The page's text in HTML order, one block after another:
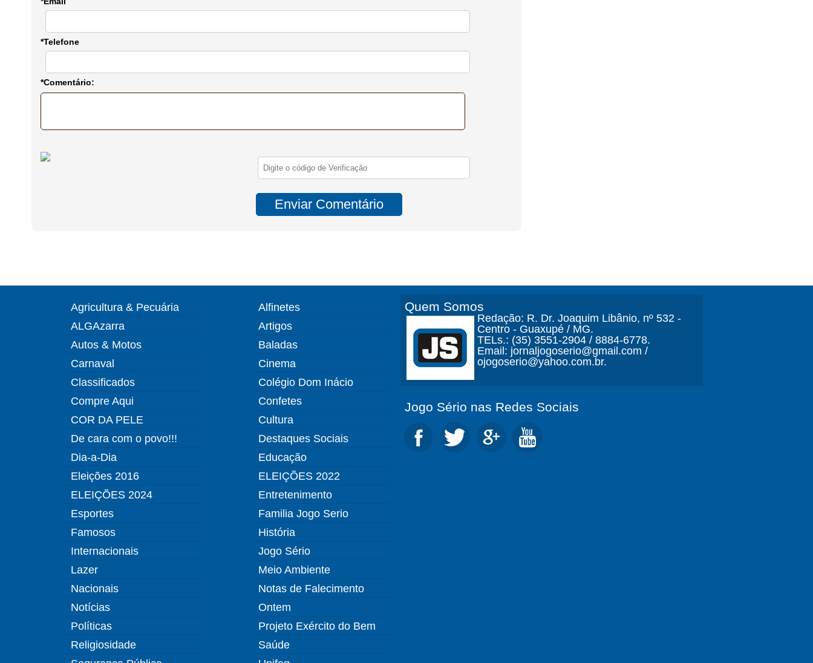
*Telefone
*Comentário:
Agricultura & Pecuária
ALGAzarra
Autos & Motos
Carnaval
Classificados
Compre Aqui
COR DA PELE
De cara com o povo!!!
Dia-a-Dia
Eleições 2016
ELEIÇÕES 2024
Esportes
Famosos
Internacionais
Lazer
Nacionais
Notícias
Políticas
Religiosidade
Alfinetes
Artigos
Baladas
Cinema
Colégio Dom Inácio
Confetes
Cultura
Destaques Sociais
Educação
ELEIÇÕES 2022
Entretenimento
Familia Jogo Serio
História
Jogo Sério
Meio Ambiente
Notas de Falecimento
Ontem
Projeto Exército do Bem
Saúde
Quem Somos
Redação: R. Dr. Joaquim Libânio, nº 532 -
Centro - Guaxupé / MG.
TELs.: (35) 3551-2904 / 8884-6778.
Email: jornaljogoserio@gmail.com /
ojogoserio@yahoo.com.br.
Jogo Sério nas Redes Sociais